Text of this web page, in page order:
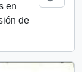
en
de